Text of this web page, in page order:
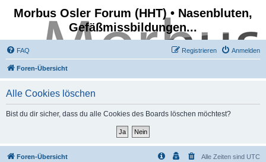
Morbus Osler Forum (HHT) • Nasenbluten,
Gefäßmissbildungen...
FAQ Anmelden
Registrieren
Foren-Übersicht
Alle Cookies löschen
Bist du dir sicher, dass du alle Cookies des Boards löschen möchtest?
Foren-Übersicht Alle Zeiten sind UTC